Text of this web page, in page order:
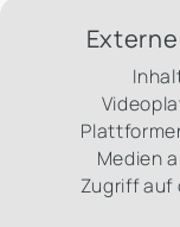
Medien
Zugriff auf